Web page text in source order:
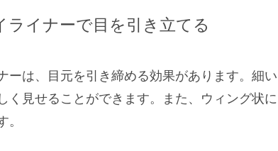
ライナーで目を引き立てる
ーは、目元を引き締める効果があります。細
く見せることができます。また、ウィング状
。